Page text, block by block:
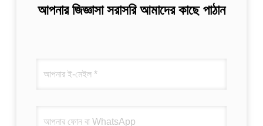
আপনার জিজ্ঞাসা সরাসরি আমাদের কাছে পাঠান